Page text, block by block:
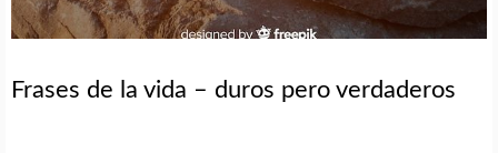
Frases de la vida – duros pero verdaderos